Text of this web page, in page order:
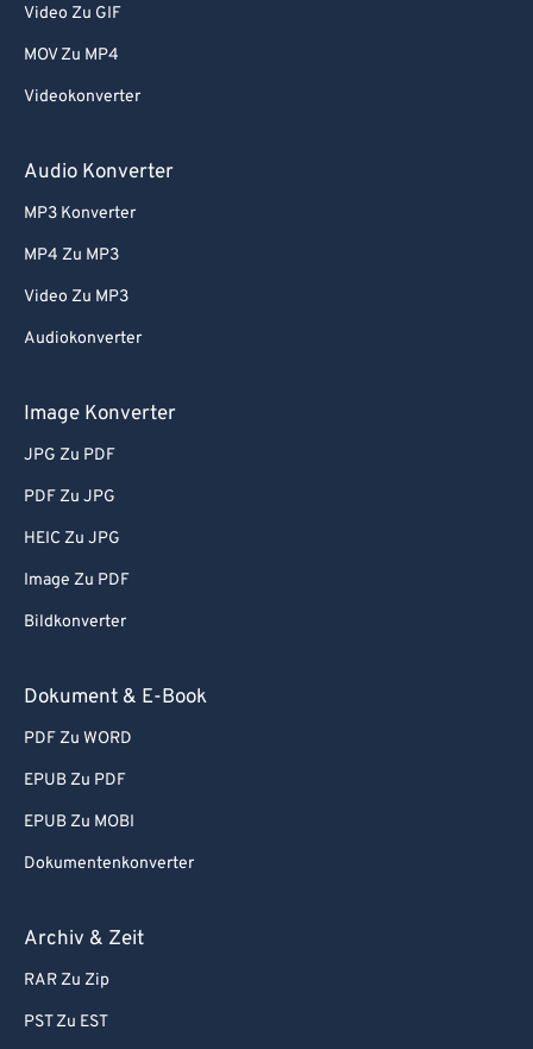
Video Zu GIF
MOV Zu MP4
Videokonverter
Audio Konverter
MP3 Konverter
MP4 Zu MP3
Video Zu MP3
Audiokonverter
Image Konverter
JPG Zu PDF
PDF Zu JPG
HEIC Zu JPG
Image Zu PDF
Bildkonverter
Dokument & E-Book
PDF Zu WORD
EPUB Zu PDF
EPUB Zu MOBI
Dokumentenkonverter
Archiv & Zeit
RAR Zu Zip
PST Zu EST